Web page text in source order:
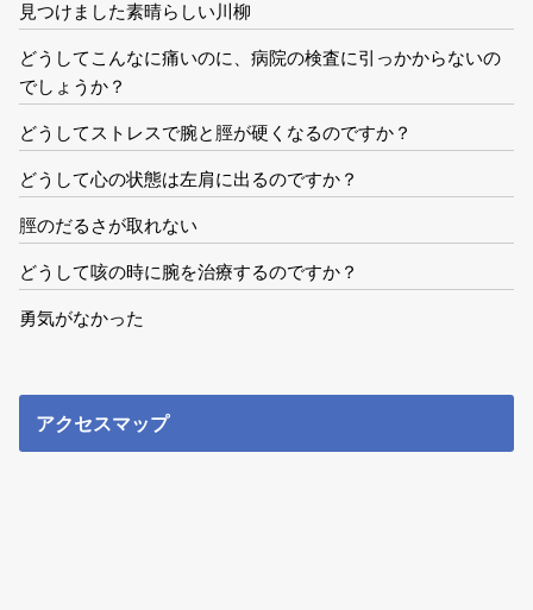
見つけました素晴らしい川柳
どうしてこんなに痛いのに、病院の検査に引っかからないの
でしょうか？
どうしてストレスで腕と脛が硬くなるのですか？
どうして心の状態は左肩に出るのですか？
脛のだるさが取れない
どうして咳の時に腕を治療するのですか？
勇気がなかった
アクセスマップ